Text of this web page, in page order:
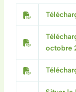
octobre